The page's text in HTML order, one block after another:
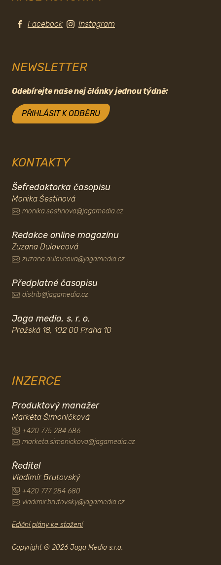
Facebook Instagram
NEWSLETTER
Odebírejte naše nej články jednou týdně:
PŘIHLÁSIT K ODBĚRU
KONTAKTY
Šefredaktorka časopisu
Monika Šestinová
monika.sestinova@jagamedia.cz
Redakce online magazínu
Zuzana Dulovcová
zuzana.dulovcova@jagamedia.cz
Předplatné časopisu
distrib@jagamedia.cz
Jaga media, s. r. o.
Pražská 18, 102 00 Praha 10
INZERCE
Produktový manažer
Markéta Šimoníčková
+420 775 284 686
marketa.simonickova@jagamedia.cz
Ředitel
Vladimír Brutovský
+420 777 284 680
vladimir.brutovsky@jagamedia.cz
Ediční plány ke stažení
Copyright © 2026 Jaga Media s.r.o.